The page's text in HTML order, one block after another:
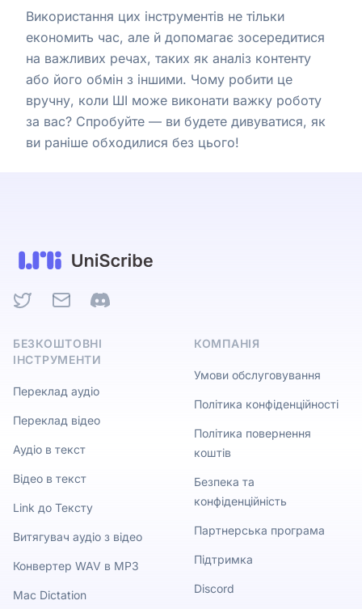
Використання цих інструментів не тільки
економить час, але й допомагає зосередитися
на важливих речах, таких як аналіз контенту
або його обмін з іншими. Чому робити це
вручну, коли ШІ може виконати важку роботу
за вас? Спробуйте — ви будете дивуватися, як
ви раніше обходилися без цього!
TwitterEmail Discord
БЕЗКОШТОВНІ
ІНСТРУМЕНТИ
Переклад аудіо
Переклад відео
Аудіо в текст
Відео в текст
Link до Тексту
Витягувач аудіо з відео
Конвертер WAV в MP3
Mac Dictation
КОМПАНІЯ
Умови обслуговування
Політика конфіденційності
Політика повернення
коштів
Безпека та
конфіденційність
Партнерська програма
Підтримка
Discord